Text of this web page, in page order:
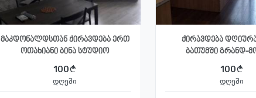
მაკდონალდსთან ქირავდება ერთ
ოთახიანი ბინა სტუდიო
100
დღეში
ქირავდება
ბათუმში გრანდ-
100
დღეში